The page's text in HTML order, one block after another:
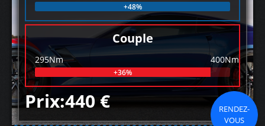
+48%
Couple
295Nm 400Nm
+36%
Prix:440 €
RENDEZ-
VOUS